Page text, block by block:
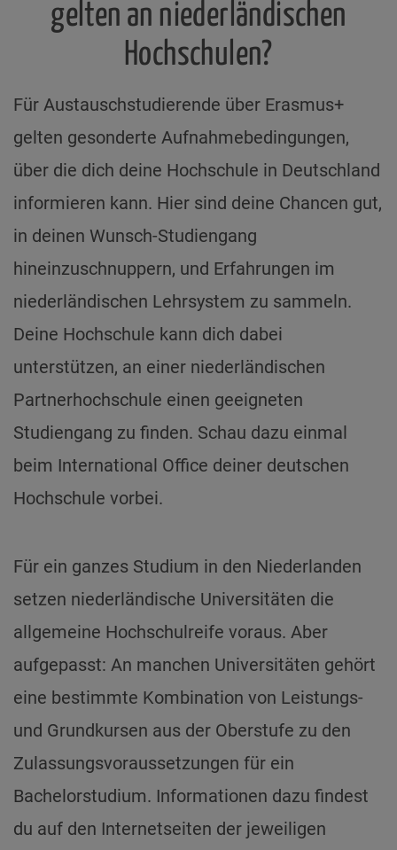
gelten an niederländischen
Hochschulen?
Für Austauschstudierende über Erasmus+
gelten gesonderte Aufnahmebedingungen,
über die dich deine Hochschule in Deutschland
informieren kann. Hier sind deine Chancen gut,
in deinen Wunsch-Studiengang
hineinzuschnuppern, und Erfahrungen im
niederländischen Lehrsystem zu sammeln.
Deine Hochschule kann dich dabei
unterstützen, an einer niederländischen
Partnerhochschule einen geeigneten
Studiengang zu finden. Schau dazu einmal
beim International Office deiner deutschen
Hochschule vorbei.
Für ein ganzes Studium in den Niederlanden
setzen niederländische Universitäten die
allgemeine Hochschulreife voraus. Aber
aufgepasst: An manchen Universitäten gehört
eine bestimmte Kombination von Leistungs-
und Grundkursen aus der Oberstufe zu den
Zulassungsvoraussetzungen für ein
Bachelorstudium. Informationen dazu findest
du auf den Internetseiten der jeweiligen